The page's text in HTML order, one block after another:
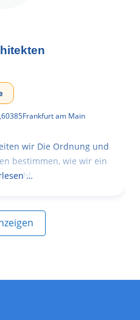
,60385Frankfurt am Main
wir Die Ordnung und
bestimmen, wie wir ein
wohl…